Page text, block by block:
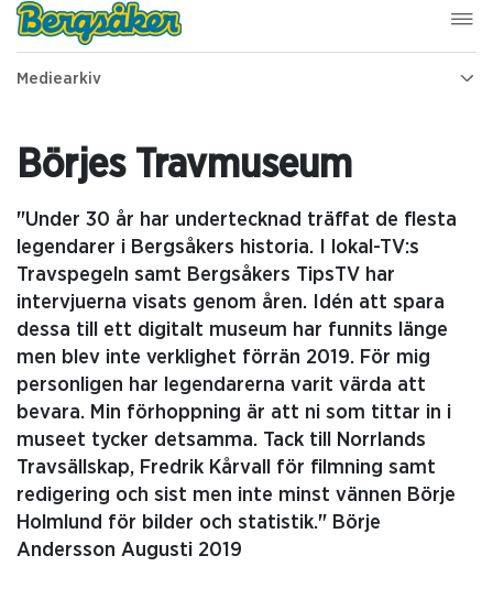
Mediearkiv
Börjes Travmuseum
"Under 30 år har undertecknad träffat de flesta
legendarer i Bergsåkers historia. I lokal-TV:s
Travspegeln samt Bergsåkers TipsTV har
intervjuerna visats genom åren. Idén att spara
dessa till ett digitalt museum har funnits länge
men blev inte verklighet förrän 2019. För mig
personligen har legendarerna varit värda att
bevara. Min förhoppning är att ni som tittar in i
museet tycker detsamma. Tack till Norrlands
Travsällskap, Fredrik Kårvall för filmning samt
redigering och sist men inte minst vännen Börje
Holmlund för bilder och statistik." Börje
Andersson Augusti 2019